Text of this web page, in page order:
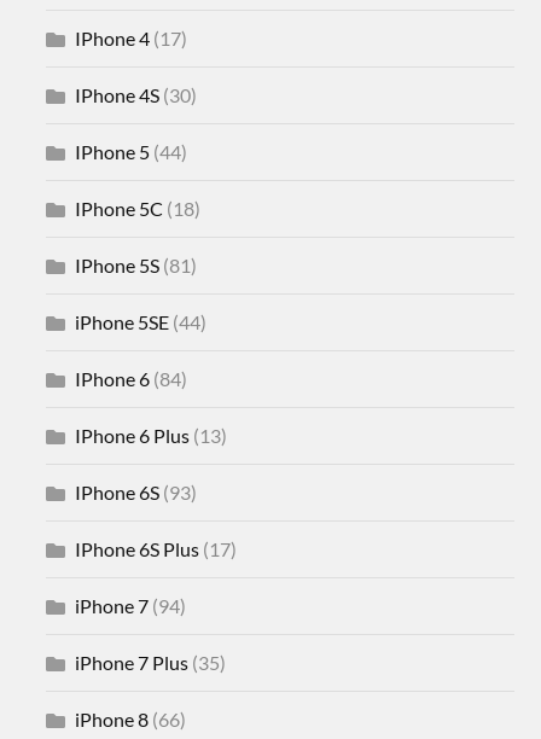
IPhone 4 (17)
IPhone 4S (30)
IPhone 5 (44)
IPhone 5C (18)
IPhone 5S (81)
iPhone 5SE (44)
IPhone 6 (84)
IPhone 6 Plus (13)
IPhone 6S (93)
IPhone 6S Plus (17)
iPhone 7 (94)
iPhone 7 Plus (35)
iPhone 8 (66)